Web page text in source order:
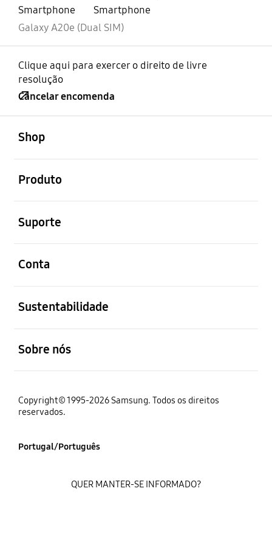
Smartphone
Smartphone
Galaxy A20e (Dual SIM)
Clique aqui para exercer o direito de livre
resolução
Cancelar encomenda
Shop
Produto
Suporte
Conta
Sustentabilidade
Sobre nós
Copyright© 1995-2026 Samsung. Todos os direitos
reservados.
Portugal/Português
QUER MANTER-SE INFORMADO?